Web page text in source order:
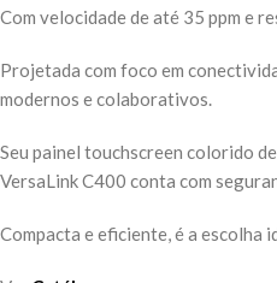
Com velocidade de até 35 ppm e
Projetada com foco em
modernos e colaborativos.
Seu painel touchscreen colorido
VersaLink C400 conta com
Compacta e eficiente, é a escolha